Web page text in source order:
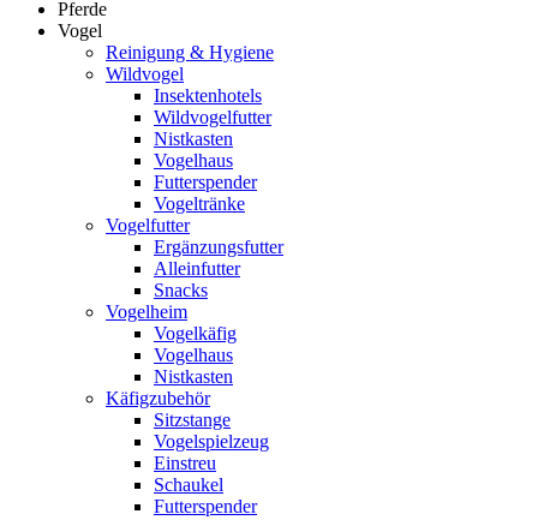
Pferde
Vogel
Reinigung & Hygiene
Wildvogel
Insektenhotels
Wildvogelfutter
Nistkasten
Vogelhaus
Futterspender
Vogeltränke
Vogelfutter
Ergänzungsfutter
Alleinfutter
Snacks
Vogelheim
Vogelkäfig
Vogelhaus
Nistkasten
Käfigzubehör
Sitzstange
Vogelspielzeug
Einstreu
Schaukel
Futterspender